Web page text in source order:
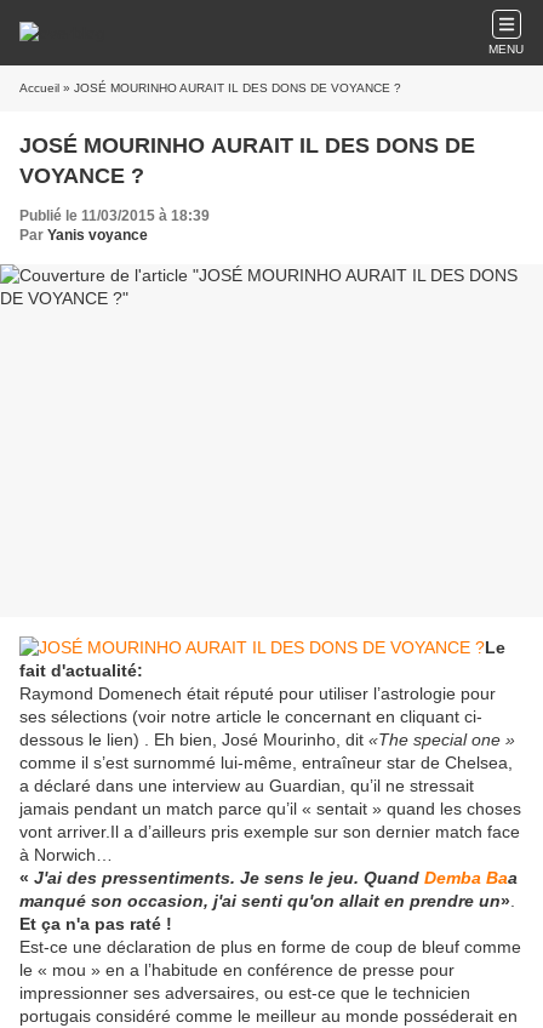
MENU
Accueil » JOSÉ MOURINHO AURAIT IL DES DONS DE VOYANCE ?
JOSÉ MOURINHO AURAIT IL DES DONS DE
VOYANCE ?
Publié le 11/03/2015 à 18:39
Par Yanis voyance
Le
fait d'actualité:
Raymond Domenech était réputé pour utiliser l’astrologie pour
ses sélections (voir notre article le concernant en cliquant ci-
dessous le lien) . Eh bien, José Mourinho, dit «The special one »
comme il s’est surnommé lui-même, entraîneur star de Chelsea,
a déclaré dans une interview au Guardian, qu’il ne stressait
jamais pendant un match parce qu’il « sentait » quand les choses
vont arriver.Il a d’ailleurs pris exemple sur son dernier match face
à Norwich…
« J'ai des pressentiments. Je sens le jeu. Quand Demba Baa
manqué son occasion, j'ai senti qu'on allait en prendre un»
Et ça n'a pas raté !
Est-ce une déclaration de plus en forme de coup de bleuf comme
le « mou » en a l’habitude en conférence de presse pour
impressionner ses adversaires, ou est-ce que le technicien
portugais considéré comme le meilleur au monde posséderait en